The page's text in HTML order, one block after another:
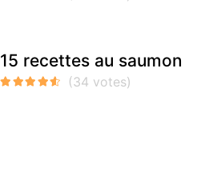
15 recettes au saumon